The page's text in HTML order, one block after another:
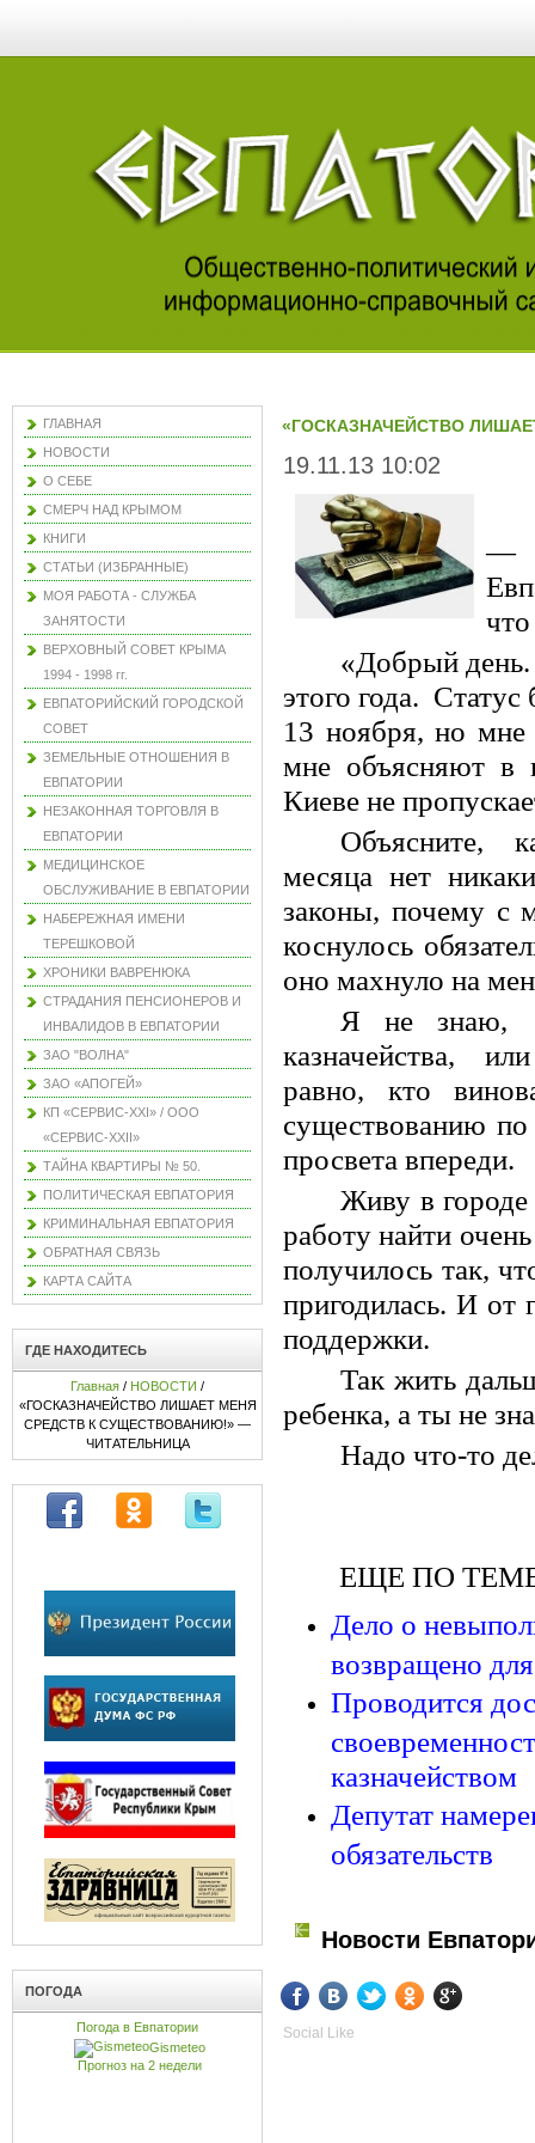
ГЛАВНАЯ
НОВОСТИ
О СЕБЕ
СМЕРЧ НАД КРЫМОМ
КНИГИ
СТАТЬИ (ИЗБРАННЫЕ)
МОЯ РАБОТА - СЛУЖБА
ЗАНЯТОСТИ
ВЕРХОВНЫЙ СОВЕТ КРЫМА
1994 - 1998 гг.
ЕВПАТОРИЙСКИЙ ГОРОДСКОЙ
СОВЕТ
ЗЕМЕЛЬНЫЕ ОТНОШЕНИЯ В
ЕВПАТОРИИ
НЕЗАКОННАЯ ТОРГОВЛЯ В
ЕВПАТОРИИ
МЕДИЦИНСКОЕ
ОБСЛУЖИВАНИЕ В ЕВПАТОРИИ
НАБЕРЕЖНАЯ ИМЕНИ
ТЕРЕШКОВОЙ
ХРОНИКИ ВАВРЕНЮКА
СТРАДАНИЯ ПЕНСИОНЕРОВ И
ИНВАЛИДОВ В ЕВПАТОРИИ
ЗАО "ВОЛНА"
ЗАО «АПОГЕЙ»
КП «СЕРВИС-XXI» / ООО
«СЕРВИС-XXII»
ТАЙНА КВАРТИРЫ № 50.
ПОЛИТИЧЕСКАЯ ЕВПАТОРИЯ
КРИМИНАЛЬНАЯ ЕВПАТОРИЯ
ОБРАТНАЯ СВЯЗЬ
КАРТА САЙТА
ГДЕ НАХОДИТЕСЬ
Главная / НОВОСТИ /
«ГОСКАЗНАЧЕЙСТВО ЛИШАЕТ МЕНЯ
СРЕДСТВ К СУЩЕСТВОВАНИЮ!» —
ЧИТАТЕЛЬНИЦА
ПОГОДА
Погода в Евпатории
Gismeteo
Прогноз на 2 недели
«ГОСКАЗНАЧЕЙСТВО
19.11.13 10:02
—
«Добрый день.
этого года.
13 ноября, но
мне объясняют в
Киеве не
Объясните,
месяца нет
законы, почему с
коснулось
оно махнуло на
Я не знаю,
казначейства,
равно, кто
существованию
просвета впереди.
Живу в
работу найти
получилось так,
пригодилась. И от
поддержки.
Так жить
ребенка, а ты не
Надо что-то
ЕЩЕ ПО
Дело о
возвращено
Проводится
казначейством
Депутат
обязательств
Новости
Social Like